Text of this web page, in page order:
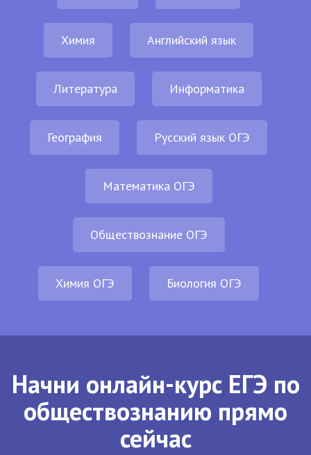
Химия Английский язык
Литература Информатика
География Русский язык ОГЭ
Математика ОГЭ
Обществознание ОГЭ
Химия ОГЭ Биология ОГЭ
Начни онлайн-курс ЕГЭ по
обществознанию прямо
сейчас